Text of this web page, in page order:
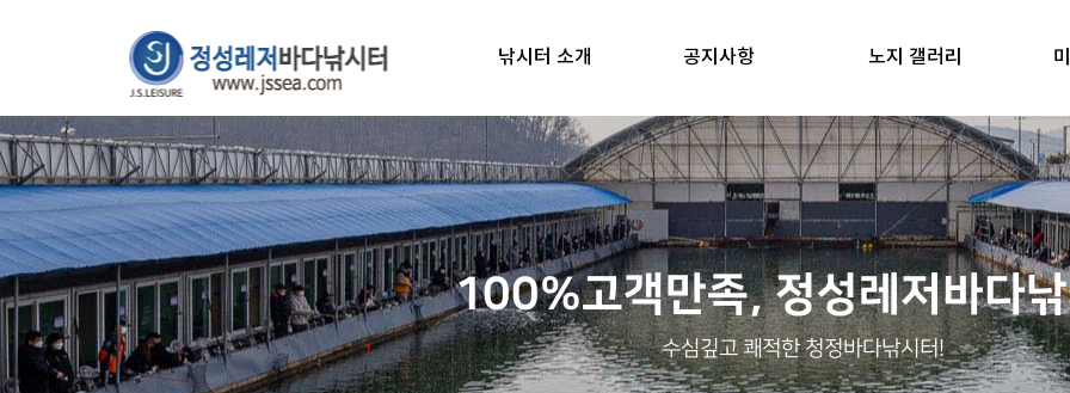
낚시터 소개 공지사항 노지 갤러리
100%고객만족, 정성레저바다
수심깊고 쾌적한 청정바다낚시터!